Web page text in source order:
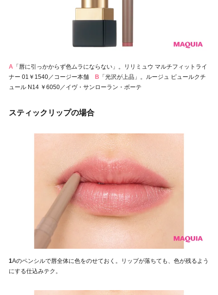
A 「唇に引っかからず色ムラにならない」。リリミュウ マルチフィットライ
ナー 01￥1540／コージー本舗
B 「光沢が上品」。ルージュ ピュールクチ
ュール N14 ￥6050／イヴ・サンローラン・ボーテ
スティックリップの場合
1Aのペンシルで唇全体に色をのせておく。リップが落ちても、色が残るよう
にする仕込みテク。